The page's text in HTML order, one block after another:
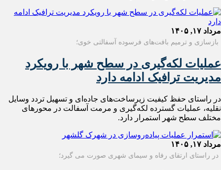
مرداد ۱۷, ۱۴۰۵
بازسازی و ترمیم بافت‌های فرسوده آسفالتی خوی؛
عملیات لکه‌گیری در سطح شهر با رویکرد
مدیریت ترافیک ادامه دارد
در راستای حفظ کیفیت زیرساخت‌های جاده‌ای و تسهیل تردد وسایل
نقلیه، عملیات گسترده لکه‌گیری و مرمت آسفالت در محورهای
مختلف سطح شهر استمرار دارد.
مرداد ۱۷, ۱۴۰۵
در راستای ارتقای رفاه و سیمای شهری صورت می گیرد؛